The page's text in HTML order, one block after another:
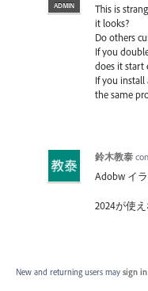
ADMIN
This is
it looks?
Do others
If you
does it start
If you
the same
鈴木教泰
Adobw イ
2024が使
New and returning users may sign in